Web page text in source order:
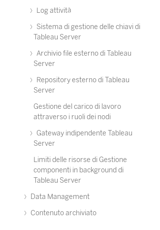
Log attività
Sistema di gestione delle chiavi di
Tableau Server
Archivio file esterno di Tableau
Server
Repository esterno di Tableau
Server
Gestione del carico di lavoro
attraverso i ruoli dei nodi
Gateway indipendente Tableau
Server
Limiti delle risorse di Gestione
componenti in background di
Tableau Server
Data Management
Contenuto archiviato